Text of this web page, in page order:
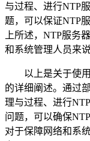
与过程、进行NTP
题，可以保证NTP
上所述，NTP服务
和系统管理人员来
以上是关于使用
的详细阐述。通过
理与过程、进行
问题，可以确保
对于保障网络和系